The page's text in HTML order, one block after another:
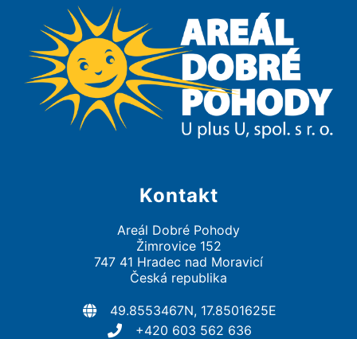
Kontakt
Areál Dobré Pohody
Žimrovice 152
747 41 Hradec nad Moravicí
Česká republika
49.8553467N, 17.8501625E
+420 603 562 636